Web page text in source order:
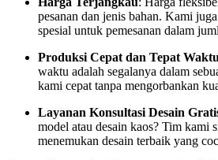
pesanan dan jenis bahan. Kami
spesial untuk pemesanan dalam
Produksi Cepat dan Tepat Waktu
waktu adalah segalanya dalam
kami cepat tanpa mengorbankan
Layanan Konsultasi Desain
model atau desain kaos? Tim kami
menemukan desain terbaik yang